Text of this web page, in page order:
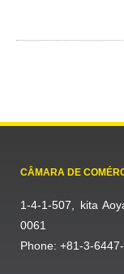
CÂMARA DE
1-4-1-507, kita
0061
Phone: +81-3-